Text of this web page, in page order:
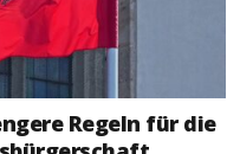
Regeln für die